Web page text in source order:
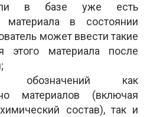
в базе уже есть
материала в состоянии
может ввести такие
этого материала после
обозначений как
материалов (включая
состав), так и